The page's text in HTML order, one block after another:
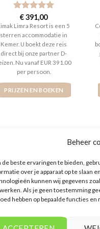
Beheer
de beste ervaringen te bieden,
over je apparaat op te slaan
kunnen wij gegevens
Als je geen toestemming
hebben op bepaalde functies en
Gewaardeerd
5 uit 5
€391,00
Limra Resort is een 5
sterren accommodatie in
Kemer. U boekt deze reis
direct bij onze partner D-
Nu vanaf EUR 391.00
per persoon.
PRIJZEN EN BOEKEN
WAT ZE
Het aanbod